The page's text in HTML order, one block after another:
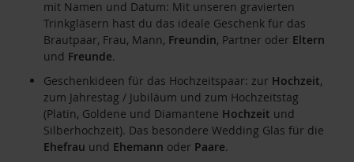
mit Namen und Datum: Mit unseren gravierten
Trinkgläsern hast du das ideale Geschenk für das
Brautpaar, Frau, Mann, Freundin, Partner oder Eltern
und Freunde.
Geschenkideen für das Hochzeitspaar: zur Hochzeit,
zum Jahrestag / Jubiläum und zum Hochzeitstag
(Platin, Goldene und Diamantene Hochzeit und
Silberhochzeit). Das besondere Wedding Glas für die
Ehefrau und Ehemann oder Paare.